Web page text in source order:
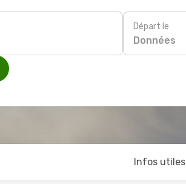
Départ le
Données
Infos utiles